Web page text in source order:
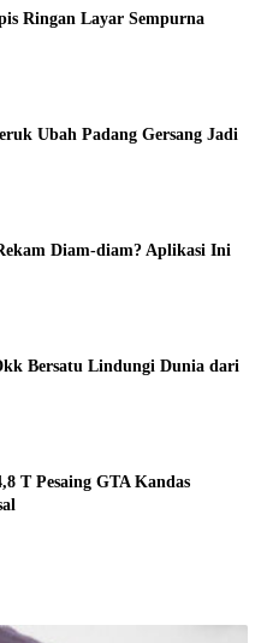
Ringan Layar Sempurna
Ubah Padang Gersang Jadi
Diam-diam? Aplikasi Ini
Bersatu Lindungi Dunia dari
T Pesaing GTA Kandas